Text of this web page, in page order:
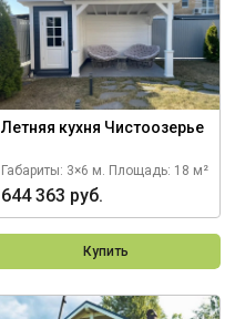
Летняя кухня Чистоозерье
Габариты: 3×6 м. Площадь: 18 м²
644 363 руб.
Купить